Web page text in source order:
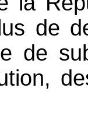
de
de